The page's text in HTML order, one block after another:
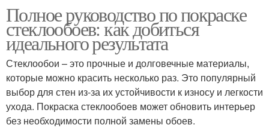
Полное руководство по покраске
стеклообоев: как добиться
идеального результата
Стеклообои – это прочные и долговечные материалы,
которые можно красить несколько раз. Это популярный
выбор для стен из-за их устойчивости к износу и легкости
ухода. Покраска стеклообоев может обновить интерьер
без необходимости полной замены обоев.